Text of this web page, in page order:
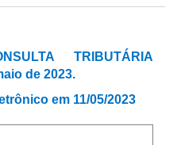
TRIBUTÁRIA
de 2023.
em 11/05/2023